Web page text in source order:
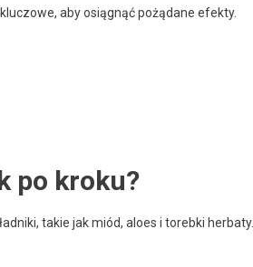
aby osiągnąć pożądane efekty.
po kroku?
takie jak miód, aloes i torebki herbaty.